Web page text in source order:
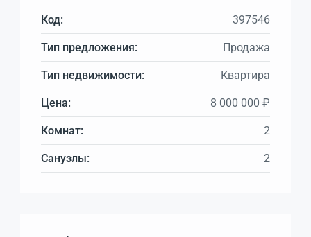
Код: 397546
Тип предложения: Продажа
Тип недвижимости: Квартира
Цена: 8 000 000 ₽
Комнат: 2
Санузлы: 2